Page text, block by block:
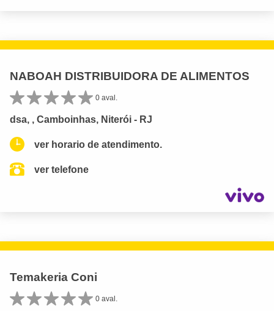
NABOAH DISTRIBUIDORA DE ALIMENTOS
0 aval.
dsa, , Camboinhas, Niterói - RJ
ver horario de atendimento.
ver telefone
Temakeria Coni
0 aval.